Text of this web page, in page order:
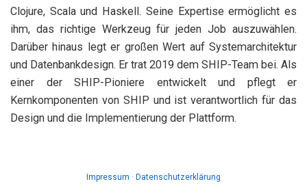
Clojure, Scala und Haskell. Seine Expertise ermöglicht es
ihm, das richtige Werkzeug für jeden Job auszuwählen.
Darüber hinaus legt er großen Wert auf Systemarchitektur
und Datenbankdesign. Er trat 2019 dem SHIP-Team bei. Als
einer der SHIP-Pioniere entwickelt und pflegt er
Kernkomponenten von SHIP und ist verantwortlich für das
Design und die Implementierung der Plattform.
Impressum · Datenschutzerklärung